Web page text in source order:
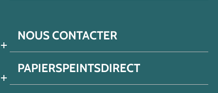
NOUS CONTACTER
PAPIERSPEINTSDIRECT